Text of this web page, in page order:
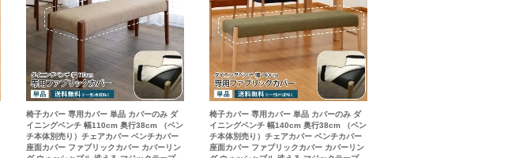
椅子カバー 専用カバー 単品 カバーのみ ダ
イニングベンチ 幅110cm 奥行38cm （ベン
チ本体別売り）チェアカバー ベンチカバー
座面カバー ファブリックカバー カバーリン
椅子カバー 専用カバー 単品 カバーのみ ダ
イニングベンチ 幅140cm 奥行38cm （ベン
チ本体別売り）チェアカバー ベンチカバー
座面カバー ファブリックカバー カバーリン